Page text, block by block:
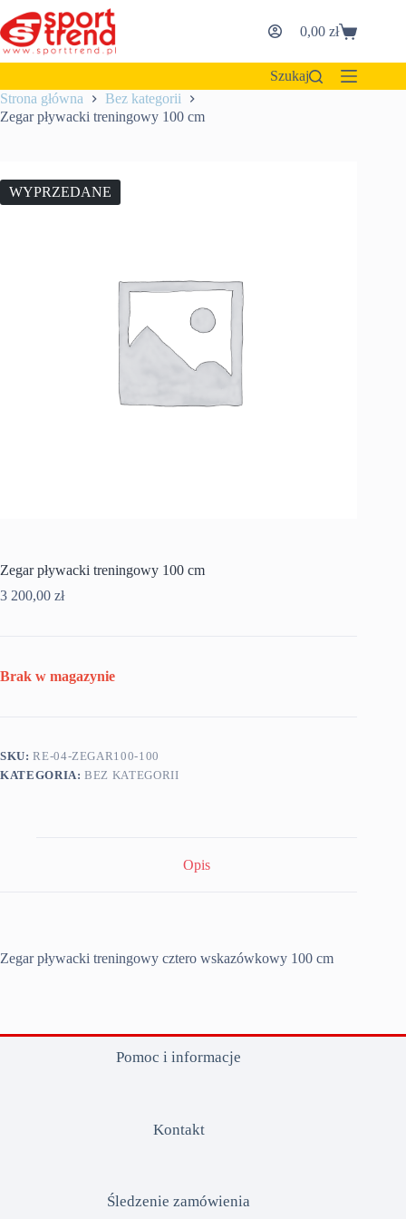
do
treści
Koszyk
0,00zł
Szukaj
Strona główna
Bez kategorii
Zegar pływacki treningowy 100 cm
WYPRZEDANE
Zegar pływacki treningowy 100 cm
3 200,00 zł
Brak w magazynie
SKU:RE-04-ZEGAR100-100
KATEGORIA:BEZ KATEGORII
Opis
Zegar pływacki treningowy cztero wskazówkowy 100 cm
Pomoc i informacje
Kontakt
Śledzenie zamówienia